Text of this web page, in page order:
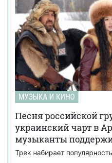
МУЗЫКА И КИНО
Песня российской
украинский чарт в
музыканты
Трек набирает